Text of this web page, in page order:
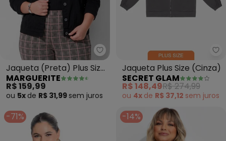
Marguerite - Jaqueta (Preta)
Jaqueta (Preta) Plus Size
com Bolso Decorativo
MARGUERITE
R$ 159,99
ou 5x de R$ 31,99 sem juros
Jaqueta Plus Size (Cinza)
SECRET GLAM
R$ 148,49R$ 274,99
ou 4x de R$ 37,12 sem juros
-71% -14%